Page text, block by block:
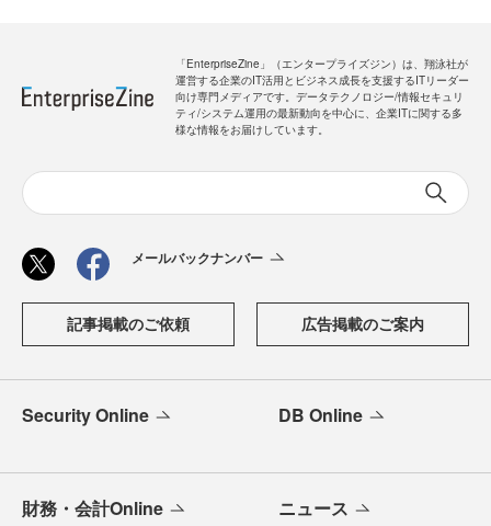
「EnterpriseZine」（エンタープライズジン）は、翔泳社が
運営する企業のIT活用とビジネス成長を支援するITリーダー
向け専門メディアです。データテクノロジー/情報セキュリ
ティ/システム運用の最新動向を中心に、企業ITに関する多
様な情報をお届けしています。
メールバックナンバー
記事掲載のご依頼 広告掲載のご案内
Security Online DB Online
財務・会計Online ニュース